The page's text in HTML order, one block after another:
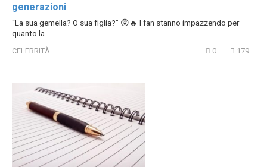
generazioni
“La sua gemella? O sua figlia?” 😲🔥 I fan stanno impazzendo per
quanto la
CELEBRITÀ 0 179